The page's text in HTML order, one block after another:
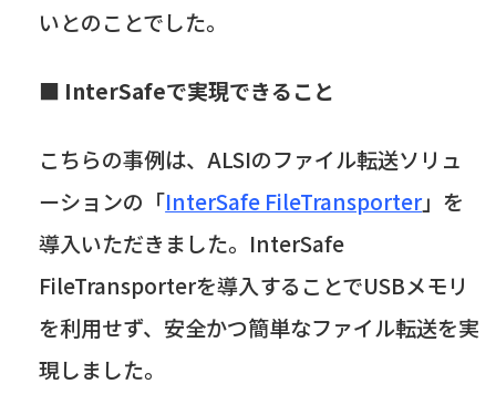
いとのことでした。
■ InterSafeで実現できること
こちらの事例は、ALSIのファイル転送ソリュ
ーションの「InterSafe FileTransporter」を
導入いただきました。 InterSafe
FileTransporterを導入することでUSBメモリ
を利用せず、安全かつ簡単なファイル転送を実
現しました。